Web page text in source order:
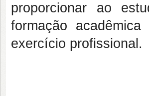
proporcionar ao
formação
exercício profissional.